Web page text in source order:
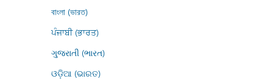
বাংলা (ভারত)
ਪੰਜਾਬੀ (ਭਾਰਤ)
ગુજરાતી (ભારત)
ଓଡ଼ିଆ (ଭାରତ)